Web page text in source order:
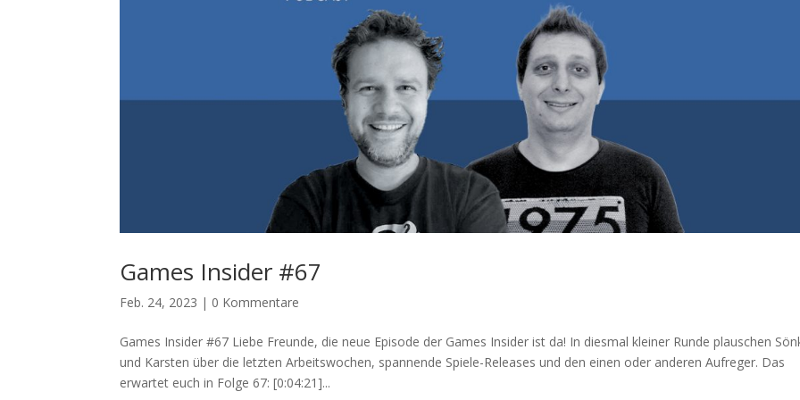
Games Insider #67
Feb. 24, 2023 | 0 Kommentare
Games Insider #67 Liebe Freunde, die neue Episode der Games Insider ist da! In diesmal kleiner Runde plauschen
und Karsten über die letzten Arbeitswochen, spannende Spiele-Releases und den einen oder anderen Aufreger. Das
erwartet euch in Folge 67: [0:04:21]...